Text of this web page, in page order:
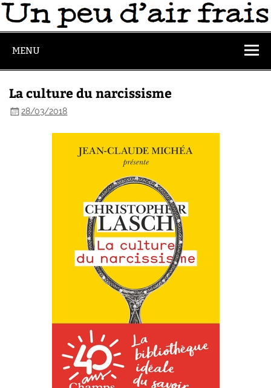
MENU
La culture du narcissisme
28/03/2018